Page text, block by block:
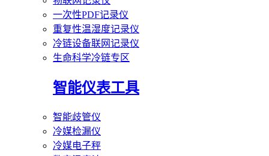
一次性PDF记录仪
重复性温湿度记录仪
冷链设备联网记录仪
生命科学冷链专区
智能仪表工具
智能歧管仪
冷媒检漏仪
冷媒电子秤